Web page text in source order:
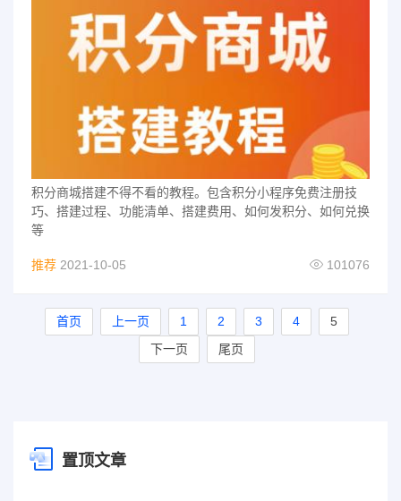
积分商城搭建不得不看的教程。包含积分小程序免费注册技
巧、搭建过程、功能清单、搭建费用、如何发积分、如何兑换
等
推荐 2021-10-05 101076
首页 上一页 1 2 3 4
5
下一页
尾页
置顶文章